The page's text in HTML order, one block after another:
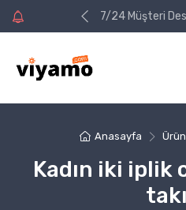
alışverişinizde
7/24 Müşteri
alışverişinizde
Anasayfa
Kadın iki iplik